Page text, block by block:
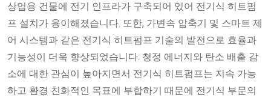
상업용 건물에 전기 인프라가 구축되어 있어 전기식 히트펌
프 설치가 용이해졌습니다. 또한, 가변속 압축기 및 스마트 제
어 시스템과 같은 전기식 히트펌프 기술의 발전으로 효율과
기능성이 더욱 향상되었습니다. 청정 에너지와 탄소 배출 감
소에 대한 관심이 높아지면서 전기식 히트펌프는 지속 가능
하고 환경 친화적인 목표에 부합하기 때문에 전기식 부문의